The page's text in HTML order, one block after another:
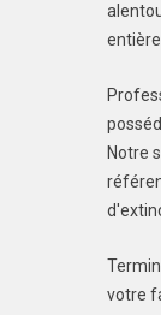
entière.
Notre
votre